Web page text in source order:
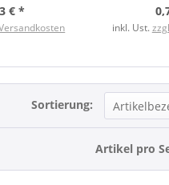
€ *
inkl. Ust.
Sortierung:
Artikel pro